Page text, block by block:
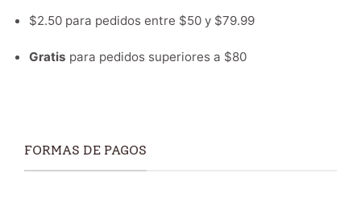
$2.50 para pedidos entre $50 y $79.99
Gratis para pedidos superiores a $80
FORMAS DE PAGOS